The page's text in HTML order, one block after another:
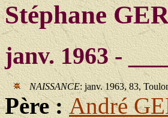
Stéphane
janv. 1963 -
NAISSANCE: janv. 1963, 83,
Père :André